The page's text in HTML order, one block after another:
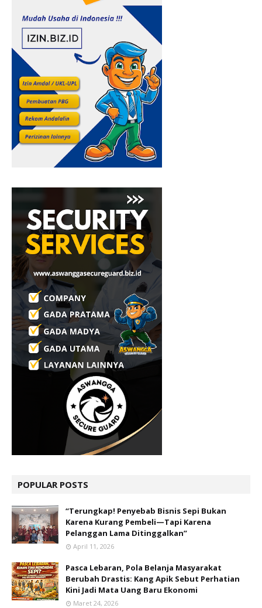
POPULAR POSTS
“Terungkap! Penyebab Bisnis Sepi Bukan
Karena Kurang Pembeli—Tapi Karena
Pelanggan Lama Ditinggalkan”
April 11, 2026
Pasca Lebaran, Pola Belanja Masyarakat
Berubah Drastis: Kang Apik Sebut Perhatian
Kini Jadi Mata Uang Baru Ekonomi
Maret 24, 2026